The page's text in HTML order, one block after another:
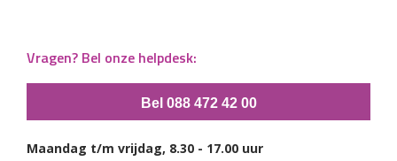
Vragen? Bel onze helpdesk:
Bel 088 472 42 00
Maandag t/m vrijdag, 8.30 - 17.00 uur